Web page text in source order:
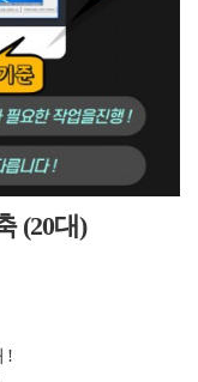
(20대)
!